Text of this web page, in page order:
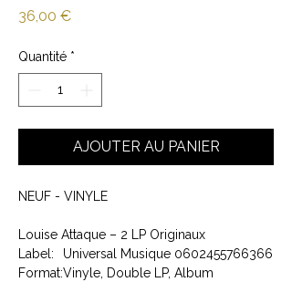
36,00 €Prix
Quantité *
AJOUTER AU PANIER
NEUF - VINYLE
Louise Attaque – 2 LP Originaux
Label:
Universal Musique 0602455766366
Format:Vinyle, Double LP, Album